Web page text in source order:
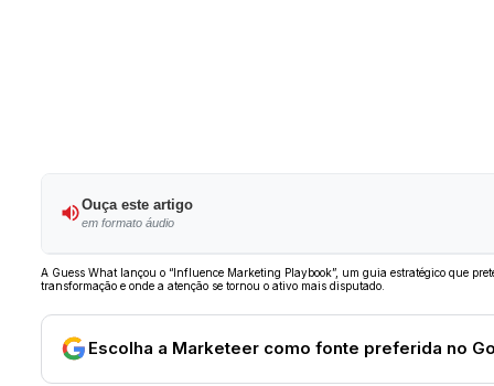
Ouça este artigo
em formato áudio
A Guess What lançou o “Influence Marketing Playbook”, um guia estratégico que
transformação e onde a atenção se tornou o ativo mais disputado.
Escolha a Marketeer como fonte preferida no